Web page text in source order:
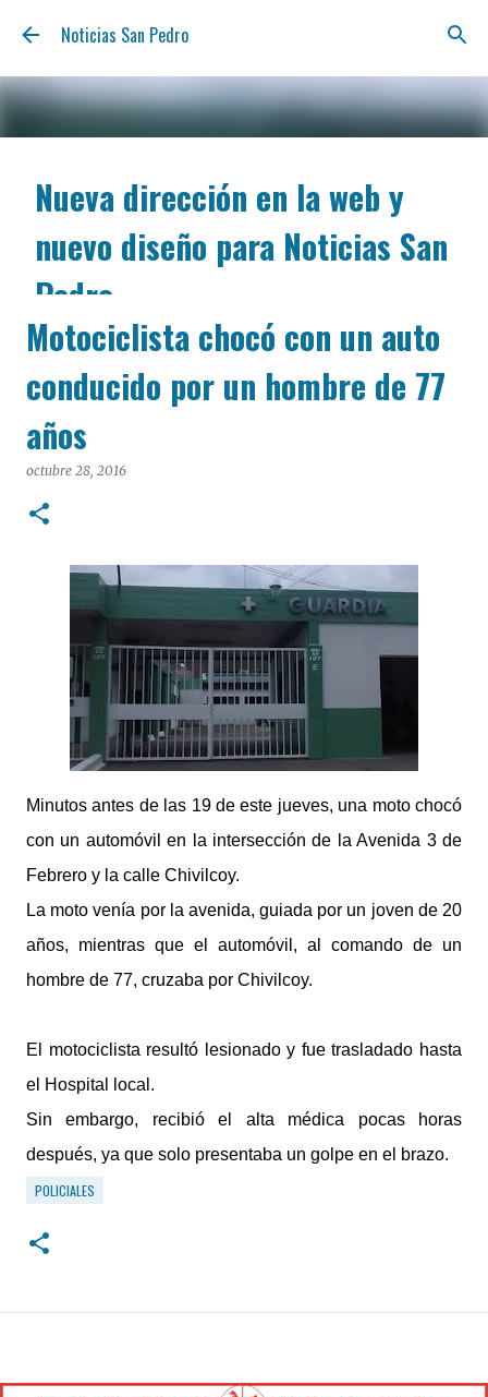
Ir al contenido principal
Noticias San Pedro
Nueva dirección en la web y
nuevo diseño para Noticias San
Pedro
agosto 06, 2026
la información de San Pedro con la claridad y la
inmediatez de siempre. A partir de hoy, podés
encontrarnos en nuestra nueva dirección web:
notisanpedro.com.ar . Acompañamos esta mudanza
Desarrollamos una interfaz más ágil, moderna e
cualquier dispositivo, facilitar el acceso a las noticias
locales y potenciar la interacción de los lectores con
nuestros contenidos.
Motociclista chocó con un auto
conducido por un hombre de 77
años
octubre 28, 2016
Minutos antes de las 19 de este jueves, una moto chocó
con un automóvil en la intersección de la Avenida 3 de
Febrero y la calle Chivilcoy.
La moto venía por la avenida, guiada por un joven de 20
años, mientras que el automóvil, al comando de un
hombre de 77, cruzaba por Chivilcoy.
El motociclista resultó lesionado y fue trasladado hasta
el Hospital local.
Sin embargo, recibió el alta médica pocas horas
después, ya que solo presentaba un golpe en el brazo.
POLICIALES